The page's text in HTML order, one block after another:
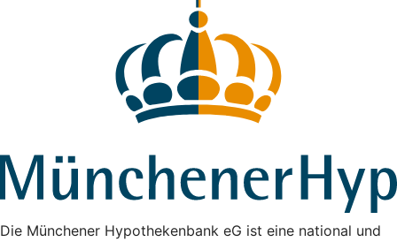
Die Münchener Hypothekenbank eG ist eine national und